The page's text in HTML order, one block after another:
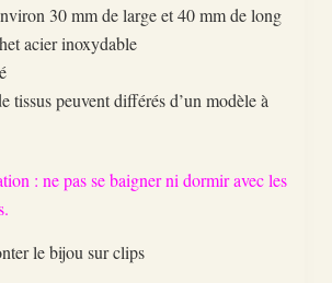
30 mm de large et 40 mm de long
acier inoxydable
tissus peuvent différés d’un modèle à
: ne pas se baigner ni dormir avec les
le bijou sur clips